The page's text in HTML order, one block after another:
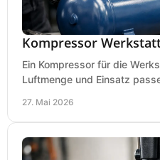
Kompressor
Ein Kompressor für die
Luftmenge und Einsatz
27. Mai 2026